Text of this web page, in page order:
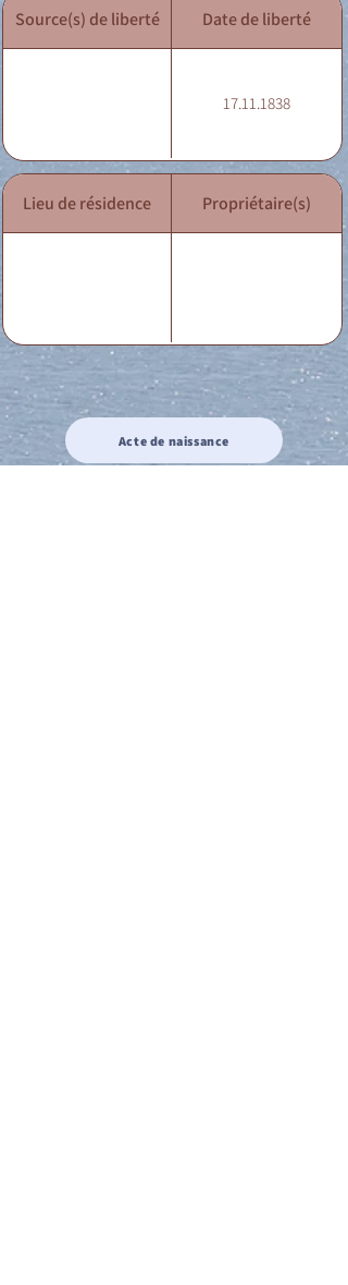
Source(s) de liberté Date de liberté
17.11.1838
Lieu de résidence Propriétaire(s)
Acte de naissance